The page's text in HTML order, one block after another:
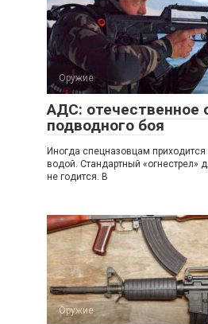
Оружие
АДС: отечественное
подводного боя
Иногда спецназовцам
водой. Стандартный «огнестрел»
не годится. В
Оружие